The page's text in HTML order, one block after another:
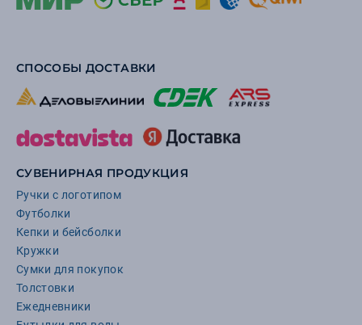
СПОСОБЫ ДОСТАВКИ
СУВЕНИРНАЯ ПРОДУКЦИЯ
Ручки с логотипом
Футболки
Кепки и бейсболки
Кружки
Сумки для покупок
Толстовки
Ежедневники